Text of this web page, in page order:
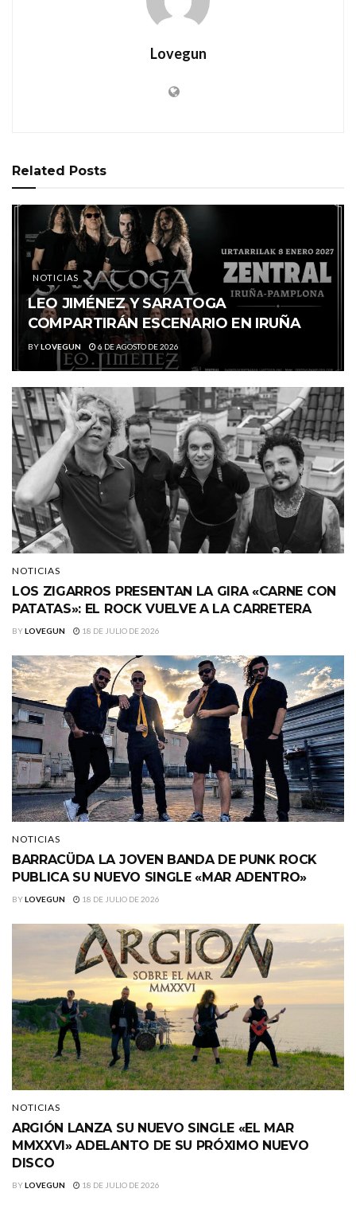
Lovegun
Related Posts
NOTICIAS
LEO JIMÉNEZ Y SARATOGA
COMPARTIRÁN ESCENARIO EN IRUÑA
BYLOVEGUN 6 DE AGOSTO DE 2026
NOTICIAS
LOS ZIGARROS PRESENTAN LA GIRA «CARNE CON
PATATAS»: EL ROCK VUELVE A LA CARRETERA
BYLOVEGUN 18 DE JULIO DE 2026
NOTICIAS
BARRACÜDA LA JOVEN BANDA DE PUNK ROCK
PUBLICA SU NUEVO SINGLE «MAR ADENTRO»
BYLOVEGUN 18 DE JULIO DE 2026
NOTICIAS
ARGIÓN LANZA SU NUEVO SINGLE «EL MAR
MMXXVI» ADELANTO DE SU PRÓXIMO NUEVO
DISCO
BYLOVEGUN 18 DE JULIO DE 2026